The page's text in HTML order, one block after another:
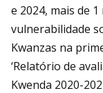
e 2024, mais de
vulnerabilidade
Kwanzas na
‘Relatório de
Kwenda 2020-